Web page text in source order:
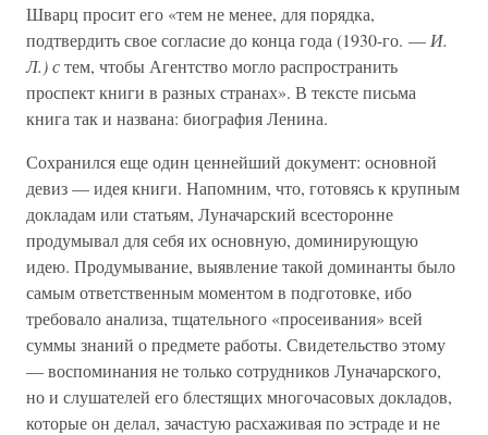
Шварц просит его «тем не менее, для порядка,
подтвердить свое согласие до конца года (1930-го. — И.
Л.) стем, чтобы Агентство могло распространить
проспект книги в разных странах». В тексте письма
книга так и названа: биография Ленина.
Сохранился еще один ценнейший документ: основной
девиз — идея книги. Напомним, что, готовясь к крупным
докладам или статьям, Луначарский всесторонне
продумывал для себя их основную, доминирующую
идею. Продумывание, выявление такой доминанты было
самым ответственным моментом в подготовке, ибо
требовало анализа, тщательного «просеивания» всей
суммы знаний о предмете работы. Свидетельство этому
— воспоминания не только сотрудников Луначарского,
но и слушателей его блестящих многочасовых докладов,
которые он делал, зачастую расхаживая по эстраде и не